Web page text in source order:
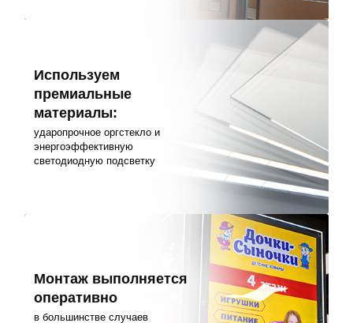
Используем
премиальные
материалы:
ударопрочное оргстекло и
энергоэффективную
светодиодную подсветку
Монтаж выполняется
оперативно
в большинстве случаев